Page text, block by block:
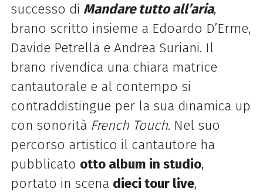
successo di Mandare tutto all’aria,
brano scritto insieme a Edoardo D’Erme,
Davide Petrella e Andrea Suriani. Il
brano rivendica una chiara matrice
cantautorale e al contempo si
contraddistingue per la sua dinamica up
con sonorità French Touch. Nel suo
percorso artistico il cantautore ha
pubblicato otto album in studio,
portato in scena dieci tour live,